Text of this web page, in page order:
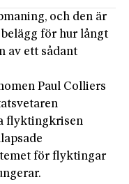
och den är
för hur långt
av ett sådant
Paul Colliers
flyktingkrisen
för flyktingar